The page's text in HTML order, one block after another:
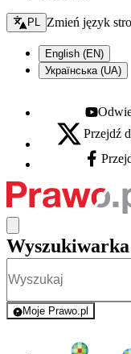
Zmień język - bieżący:
PL Zmień język
English (EN)
Українська (UA)
Youtube -
X - otwiera się w
Przejdź
Facebook -
Wyszukiwarka
Moje Prawo.pl
- rejestracja i